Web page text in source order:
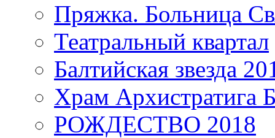
Пряжка. Больница
Театральный квартал
Балтийская звезда
Храм
РОЖДЕСТВО 2018